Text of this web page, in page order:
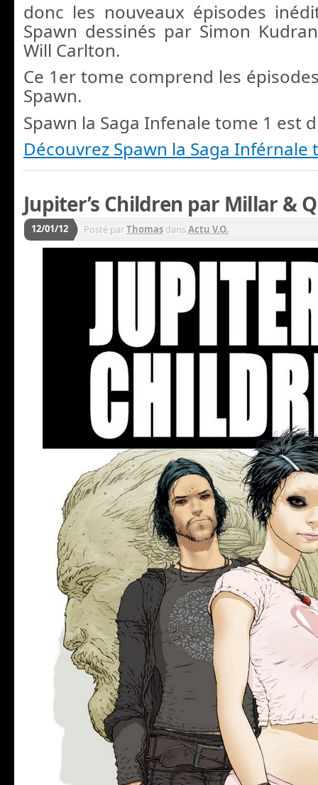
donc les nouveaux épisodes
Spawn dessinés par Simon
Will Carlton.
Ce 1er tome comprend les
Spawn.
Spawn la Saga Infenale tome 1 est
Découvrez Spawn la Saga Inférnale
Jupiter’s Children par Millar &
12/01/12 Posté parThomas dansActu V.O.